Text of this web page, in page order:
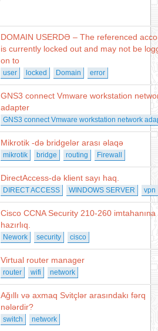
IT LÜĞƏT
DOMAIN USERDƏ – The referenced
is currently locked out and may not be
on to
user locked Domain error
GNS3 connect Vmware workstation
adapter
GNS3 connect Vmware workstation network
Mikrotik -də bridgelər arası əlaqə
mikrotik bridge routing Firewall
DirectAccess-də klient sayı haq.
DIRECT ACCESS WINDOWS SERVER vpn
Cisco CCNA Security 210-260 imtahanına
hazırlıq.
Nework security cisco
Virtual router manager
router wifi network
Ağıllı və axmaq Svitçlər arasındakı fərq
nələrdir?
switch network